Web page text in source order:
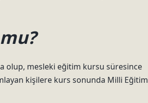
olup, mesleki eğitim kursu süresince
kişilere kurs sonunda Milli Eğitim